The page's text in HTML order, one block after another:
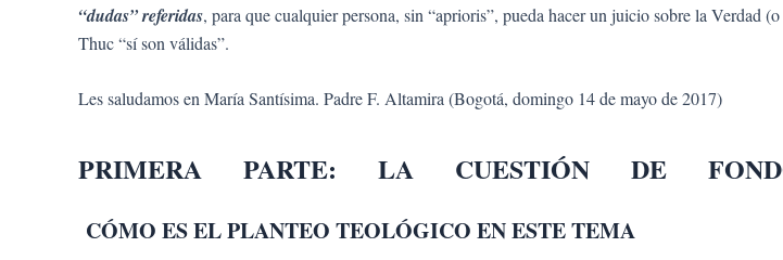
“dudas” referidas, para que cualquier persona, sin “aprioris”, pueda hacer un juicio sobre la Verdad
Thuc “sí son válidas”.
Les saludamos en María Santísima. Padre F. Altamira (Bogotá, domingo 14 de mayo de 2017)
PRIMERA PARTE: LA CUESTIÓN DE
CÓMO ES EL PLANTEO TEOLÓGICO EN ESTE TEMA